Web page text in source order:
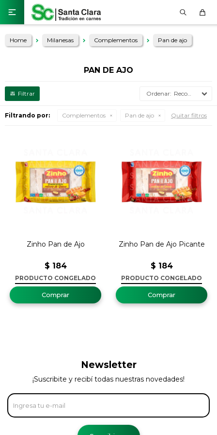

Home Milanesas Complementos Pan de ajo
PAN DE AJO
Recomendados
Filtrando por: Complementos Pan de ajo Quitar filtros
Zinho Pan de Ajo
$ 184
PRODUCTO CONGELADO
Zinho Pan de Ajo Picante
$ 184
PRODUCTO CONGELADO
Newsletter
¡Suscribite y recibí todas nuestras novedades!